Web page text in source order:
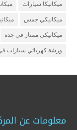
ميكانيكا سيارات
ميكانيكي جمس
ميكانيكي ممتاز في جدة
ورشة كهربائي سيارات
معلومات عن